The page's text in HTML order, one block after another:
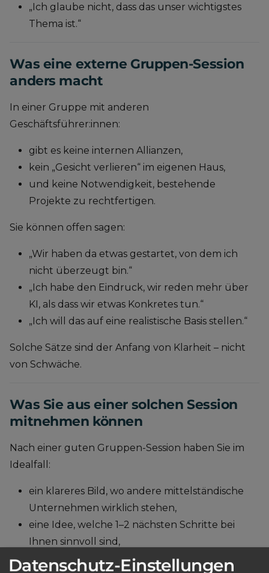
„Ich glaube nicht, dass das unser wichtigstes
Thema ist.“
Was eine externe Gruppen-Session
anders macht
In einer Gruppe mit anderen
Geschäftsführer:innen:
gibt es keine internen Allianzen,
kein „Gesicht verlieren“ im eigenen Haus,
und keine Notwendigkeit, bestehende
Projekte zu rechtfertigen.
Sie können offen sagen:
„Wir haben da etwas gestartet, von dem ich
nicht überzeugt bin.“
„Ich habe den Eindruck, wir reden mehr über
KI, als dass wir etwas Konkretes tun.“
„Ich will das auf eine realistische Basis stellen.“
Solche Sätze sind der Anfang von Klarheit – nicht
von Schwäche.
Was Sie aus einer solchen Session
mitnehmen können
Nach einer guten Gruppen-Session haben Sie im
Idealfall:
ein klareres Bild, wo andere mittelständische
Unternehmen wirklich stehen,
eine Idee, welche 1–2 nächsten Schritte bei
Ihnen sinnvoll sind,
und ein Gefühl dafür, welche Formate (1:1,
Datenschutz-Einstellungen